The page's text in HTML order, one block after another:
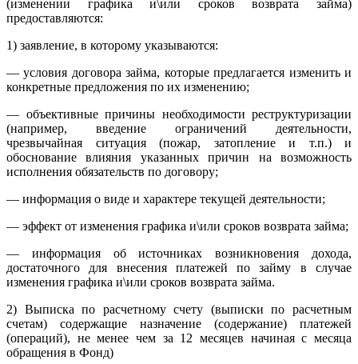
(изменении графика и\или сроков возврата займа)
предоставляются:
1) заявление, в которому указываются:
— условия договора займа, которые предлагается изменить и
конкретные предложения по их изменению;
— объективные причины необходимости реструктуризации
(например, введение ограничений деятельности,
чрезвычайная ситуация (пожар, затопление и т.п.) и
обоснование влияния указанных причин на возможность
исполнения обязательств по договору;
— информация о виде и характере текущей деятельности;
— эффект от изменения графика и\или сроков возврата займа;
— информация об источниках возникновения дохода,
достаточного для внесения платежей по займу в случае
изменения графика и\или сроков возврата займа.
2) Выписка по расчетному счету (выписки по расчетным
счетам) содержащие назначение (содержание) платежей
(операций), не менее чем за 12 месяцев начиная с месяцa
обращения в Фонд)